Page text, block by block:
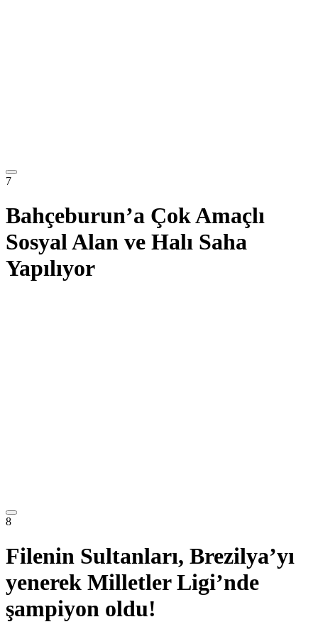
7
Bahçeburun’a Çok Amaçlı
Sosyal Alan ve Halı Saha
Yapılıyor
8
Filenin Sultanları, Brezilya’yı
yenerek Milletler Ligi’nde
şampiyon oldu!